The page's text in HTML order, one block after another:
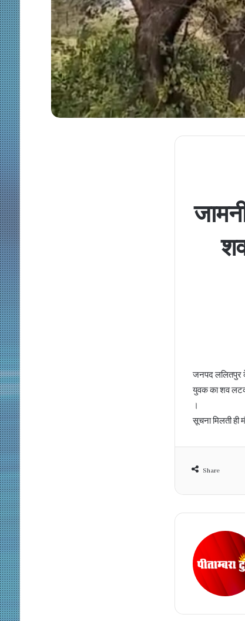
जनपद ललितपुर
युवक का शव लटका
।
सूचना मिलती
Share